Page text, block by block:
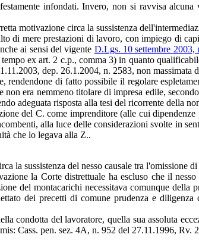
infondati. Invero, non si ravvisa
motivazione circa la sussistenza
di mere prestazioni di lavoro, con impiego di
ai sensi del vigente D.Lgs. 10 settembre 2003,
ex art. 2 c.p., comma 3) in quanto
dep. 26.1.2004, n. 2583, non
rendendone di fatto possibile il regolare
era nemmeno titolare di impresa edile,
adeguata risposta alla tesi del ricorrente della
del C. come imprenditore (alle cui
alla luce delle considerazioni svolte in
che lo legava alla Z..
la sussistenza del nesso causale tra l'omissione
la Corte distrettuale ha escluso che il
del montacarichi necessitava comunque
dei precetti di comune prudenza e
condotta del lavoratore, quella sua assoluta
Cass. pen. sez. 4A, n. 952 del 27.11.1996, Rv.